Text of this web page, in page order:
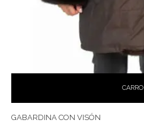
CARRO
GABARDINA CON VISÓN